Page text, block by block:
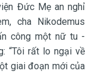
Đức Mẹ an nghỉ
cha Nikodemus
công một nữ tu -
“Tôi rất lo ngại về
giai đoạn mới của